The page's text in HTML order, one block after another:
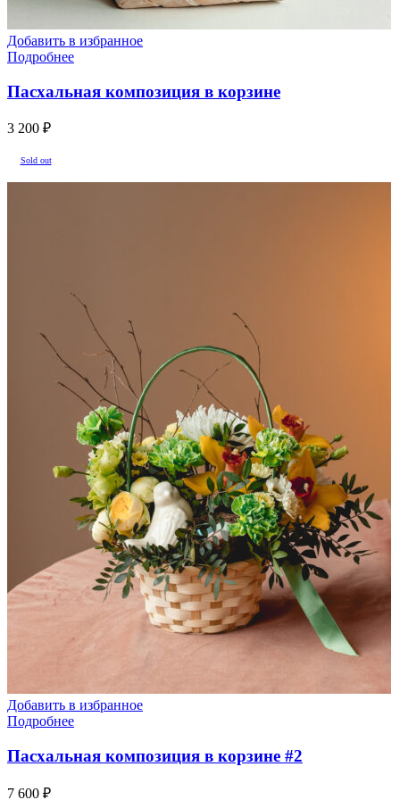
Добавить в избранное
Подробнее
Пасхальная композиция в корзине
3 200 ₽
Sold out
Добавить в избранное
Подробнее
Пасхальная композиция в корзине #2
7 600 ₽